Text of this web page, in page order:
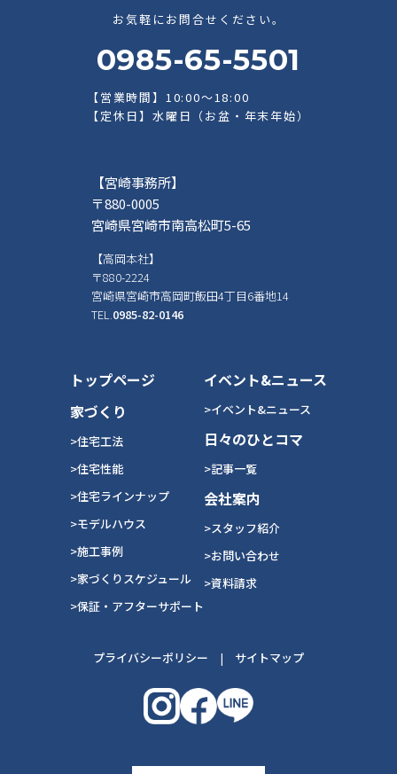
お気軽にお問合せください。
0985-65-5501
【営業時間】10:00～18:00
【定休日】水曜日（お盆・年末年始）
【宮崎事務所】
〒880-0005
宮崎県宮崎市南高松町5-65
【高岡本社】
〒880-2224
宮崎県宮崎市高岡町飯田4丁目6番地14
TEL. 0985-82-0146
トップページ
家づくり
>住宅工法
>住宅性能
>住宅ラインナップ
>モデルハウス
>施工事例
>家づくりスケジュール
>保証・アフターサポート
イベント&ニュース
>イベント&ニュース
日々のひとコマ
>記事一覧
会社案内
>スタッフ紹介
>お問い合わせ
>資料請求
プライバシーポリシー | サイトマップ